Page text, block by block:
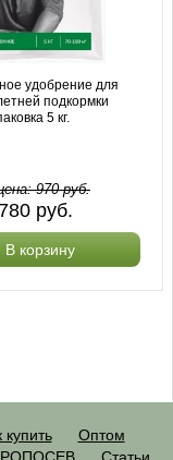
удобрение для
подкормки
5 кг.
970руб.
780 руб.
В корзину
купить
Оптом
Статьи